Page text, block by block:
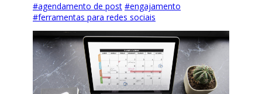
#agendamento de post #engajamento
#ferramentas para redes sociais